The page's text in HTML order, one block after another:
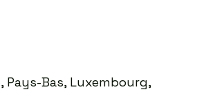
Bas, Luxembourg,